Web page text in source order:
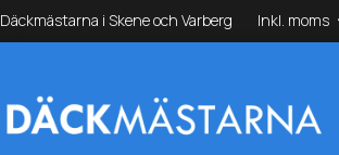
Däckmästarna i Skene och Varberg Inkl. moms